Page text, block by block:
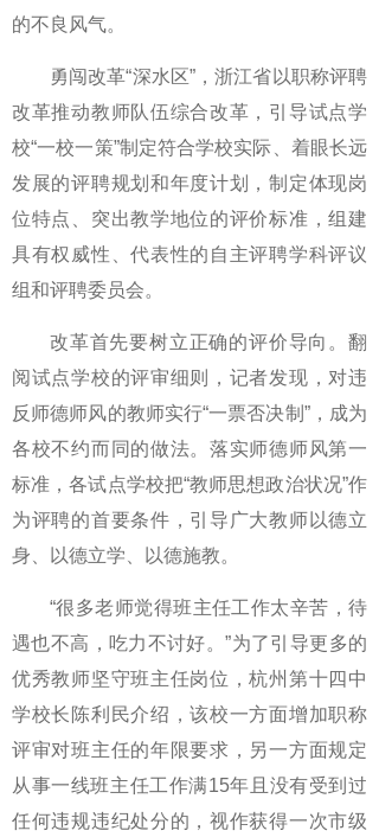
的不良风气。
勇闯改革“深水区”，浙江省以职称评聘
改革推动教师队伍综合改革，引导试点学
校“一校一策”制定符合学校实际、着眼长远
发展的评聘规划和年度计划，制定体现岗
位特点、突出教学地位的评价标准，组建
具有权威性、代表性的自主评聘学科评议
组和评聘委员会。
改革首先要树立正确的评价导向。翻
阅试点学校的评审细则，记者发现，对违
反师德师风的教师实行“一票否决制”，成为
各校不约而同的做法。落实师德师风第一
标准，各试点学校把“教师思想政治状况”作
为评聘的首要条件，引导广大教师以德立
身、以德立学、以德施教。
“很多老师觉得班主任工作太辛苦，待
遇也不高，吃力不讨好。”为了引导更多的
优秀教师坚守班主任岗位，杭州第十四中
学校长陈利民介绍，该校一方面增加职称
评审对班主任的年限要求，另一方面规定
从事一线班主任工作满15年且没有受到过
任何违规违纪处分的，视作获得一次市级